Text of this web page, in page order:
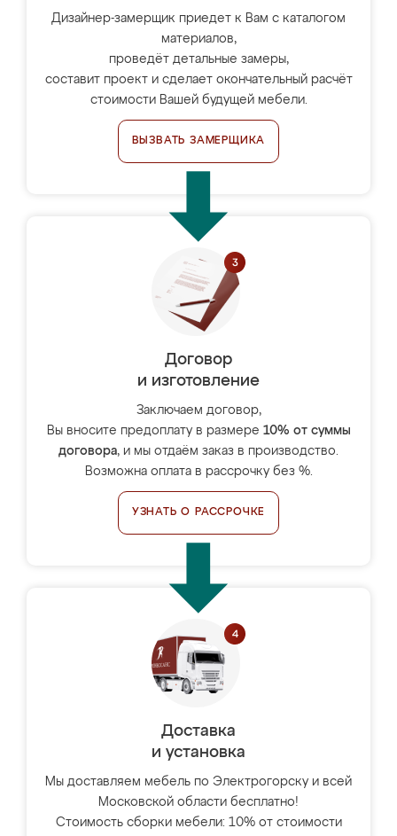
Дизайнер-замерщик приедет к Вам с каталогом
материалов,
проведёт детальные замеры,
составит проект и сделает окончательный расчёт
стоимости Вашей будущей мебели.
ВЫЗВАТЬ ЗАМЕРЩИКА
Договор
и изготовление
Заключаем договор,
Вы вносите предоплату в размере 10% от суммы
договора, и мы отдаём заказ в производство.
Возможна оплата в рассрочку без %.
УЗНАТЬ О РАССРОЧКЕ
Доставка
и установка
Мы доставляем мебель по Электрогорску и всей
Московской области бесплатно!
Стоимость сборки мебели: 10% от стоимости